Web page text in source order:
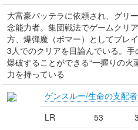
大富豪バッテラに依頼され、グリ
念能力者。集団戦法でゲームクリ
方、爆弾魔（ボマー）としてプレ
3人でのクリアを目論んでいる。
爆破することができる“一握りの火
力を持っている
ゲンスルー/生命の支配者
LR
53